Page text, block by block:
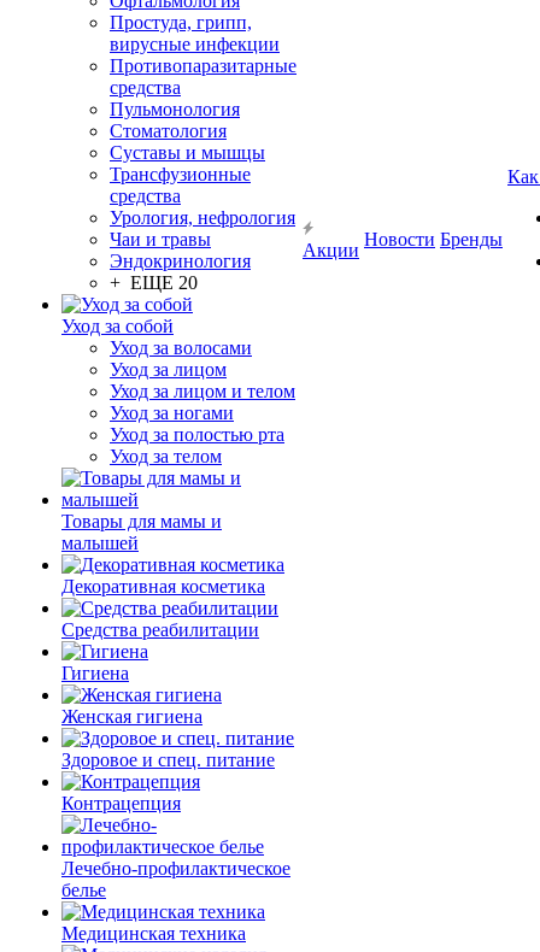
Простуда, грипп,
вирусные инфекции
Противопаразитарные
средства
Пульмонология
Стоматология
Суставы и мышцы
Трансфузионные
средства
Урология, нефрология
Чаи и травы
Эндокринология
+ ЕЩЕ 20
Уход за собой
Уход за волосами
Уход за лицом
Уход за лицом и телом
Уход за ногами
Уход за полостью рта
Уход за телом
Товары для мамы и
малышей
Декоративная косметика
Средства реабилитации
Гигиена
Женская гигиена
Здоровое и спец. питание
Контрацепция
Лечебно-профилактическое
белье
Медицинская техника
Акции
Новости Бренды